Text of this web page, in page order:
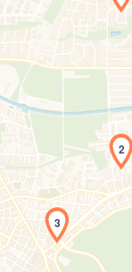
Laden der Karte...
2
3